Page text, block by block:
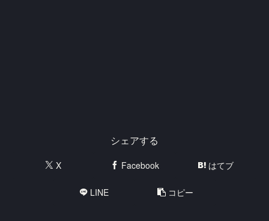
シェアする
X Facebook はてブ
LINE コピー